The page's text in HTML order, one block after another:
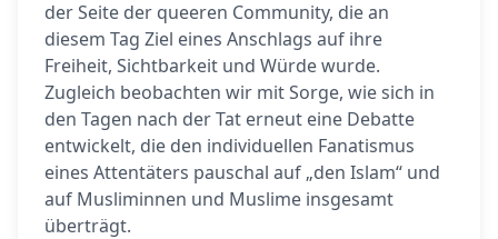
der Seite der queeren Community, die an
diesem Tag Ziel eines Anschlags auf ihre
Freiheit, Sichtbarkeit und Würde wurde.
Zugleich beobachten wir mit Sorge, wie sich in
den Tagen nach der Tat erneut eine Debatte
entwickelt, die den individuellen Fanatismus
eines Attentäters pauschal auf „den Islam“ und
auf Musliminnen und Muslime insgesamt
überträgt.